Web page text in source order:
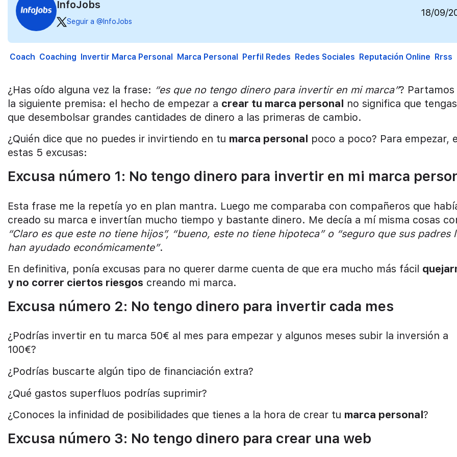
InfoJobs
Seguir a @InfoJobs
18/09/
Coach Coaching Invertir Marca Personal Marca Personal Perfil Redes Redes Sociales Reputación Online Rrss
¿Has oído alguna vez la frase: “es que no tengo dinero para invertir en mi marca”? Partamos
la siguiente premisa: el hecho de empezar a crear tu marca personal no significa que tengas
que desembolsar grandes cantidades de dinero a las primeras de cambio.
¿Quién dice que no puedes ir invirtiendo en tu marca personal
poco a poco? Para empezar,
estas 5 excusas:
Excusa número 1: No tengo dinero para invertir en mi marca
Esta frase me la repetía yo en plan mantra. Luego me comparaba con compañeros que
creado su marca e invertían mucho tiempo y bastante dinero. Me decía a mí misma cosas
“Claro es que este no tiene hijos”, “bueno, este no tiene hipoteca” o “seguro que sus padres
han ayudado económicamente”.
En definitiva, ponía excusas para no querer darme cuenta de que era mucho más fácil
y no correr ciertos riesgos creando mi marca.
Excusa número 2: No tengo dinero para invertir cada mes
¿Podrías invertir en tu marca 50€ al mes para empezar y algunos meses subir la inversión a
100€?
¿Podrías buscarte algún tipo de financiación extra?
¿Qué gastos superfluos podrías suprimir?
¿Conoces la infinidad de posibilidades que tienes a la hora de crear tu marca personal?
Excusa número 3: No tengo dinero para crear una web